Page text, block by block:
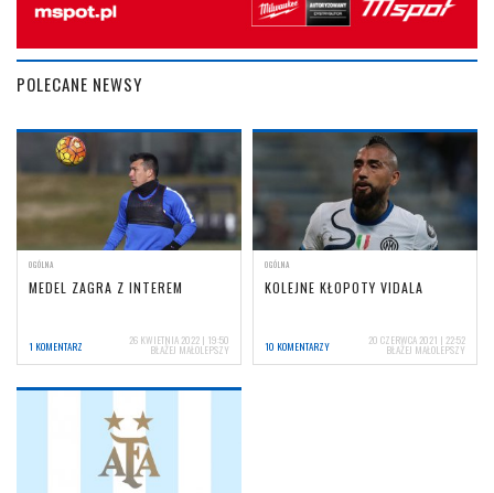
POLECANE NEWSY
OGÓLNA
MEDEL ZAGRA Z INTEREM
1 KOMENTARZ 26 KWIETNIA 2022 | 19:50
BŁAŻEJ MAŁOLEPSZY
OGÓLNA
KOLEJNE KŁOPOTY VIDALA
10 KOMENTARZY 20 CZERWCA 2021 | 22:52
BŁAŻEJ MAŁOLEPSZY